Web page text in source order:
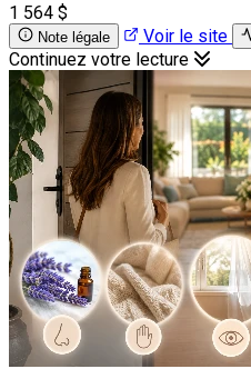
1 564 $
Note légale Voir le site
Continuez votre lecture